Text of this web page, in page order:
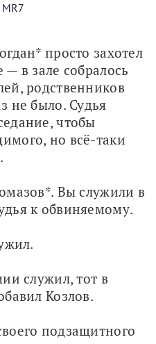
просто захотел
— в зале собралось
родственников
не было. Судья
чтобы
но всё-таки
Вы служили в
к обвиняемому.
служил, тот в
Козлов.
подзащитного